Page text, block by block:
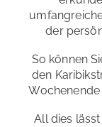
der
So können
den
Wochenende
All dies
Erreichbarkeit: